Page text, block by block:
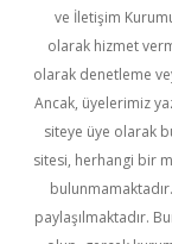
ve İletişim
olarak hizmet
olarak denetleme
Ancak, üyelerimiz
siteye üye olarak
sitesi, herhangi bir
paylaşılmaktadır.